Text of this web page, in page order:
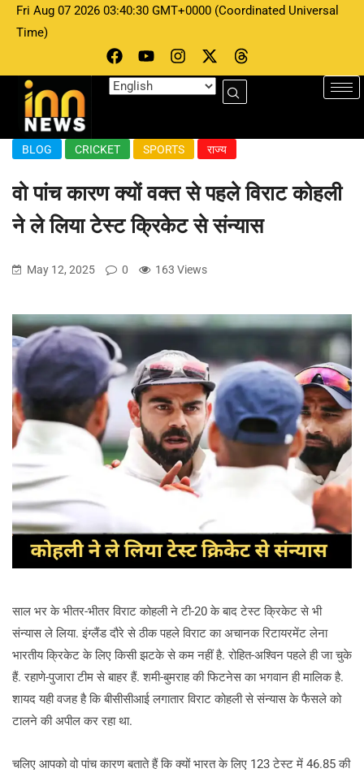
Fri Aug 07 2026 03:40:30 GMT+0000 (Coordinated Universal
Time)
BLOG CRICKET SPORTS राज्य
वो पांच कारण क्यों वक्त से पहले विराट कोहली
ने ले लिया टेस्ट क्रिकेट से संन्यास
May 12, 2025 0 163 Views
साल भर के भीतर-भीतर विराट कोहली ने टी-20 के बाद टेस्ट क्रिकेट से भी
संन्यास ले लिया. इंग्लैंड दौरे से ठीक पहले विराट का अचानक रिटायरमेंट लेना
भारतीय क्रिकेट के लिए किसी झटके से कम नहीं है. रोहित-अश्विन पहले ही जा चुके
हैं. रहाणे-पुजारा टीम से बाहर हैं. शमी-बुमराह की फिटनेस का भगवान ही मालिक है.
शायद यही वजह है कि बीसीसीआई लगातार विराट कोहली से संन्यास के फैसले को
टालने की अपील कर रहा था.
चलिए आपको वो पांच कारण बताते हैं कि क्यों भारत के लिए 123 टेस्ट में 46.85 की